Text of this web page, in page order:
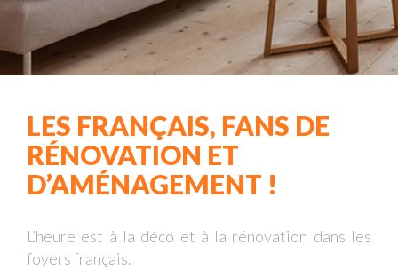
LES FRANÇAIS, FANS DE
RÉNOVATION ET
D’AMÉNAGEMENT !
L’heure est à la déco et à la rénovation dans les
foyers français.